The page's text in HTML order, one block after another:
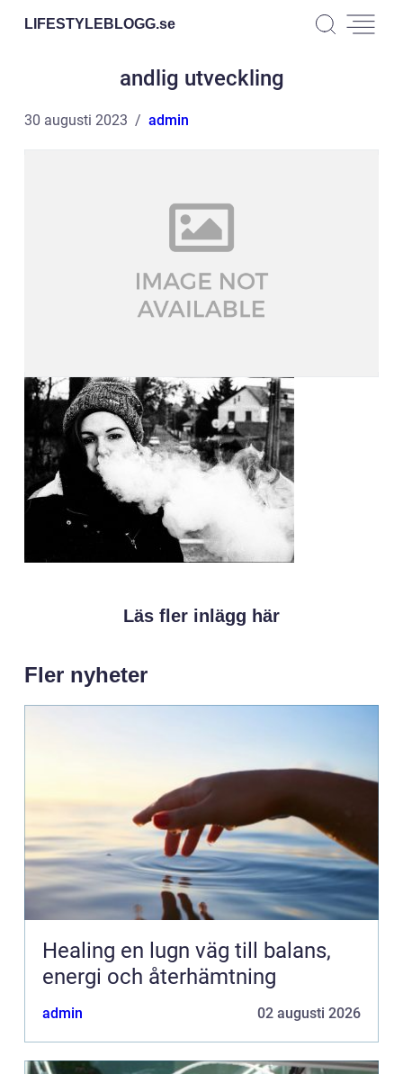
LIFESTYLEBLOGG.se
andlig utveckling
30 augusti 2023 admin
Läs fler inlägg här
Fler nyheter
Healing en lugn väg till balans,
energi och återhämtning
admin 02 augusti 2026